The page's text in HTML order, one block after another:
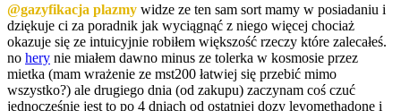
@gazyfikacja plazmy widze ze ten sam sort mamy w posiadaniu i
dziękuje ci za poradnik jak wyciągnąć z niego więcej chociaż
okazuje się ze intuicyjnie robiłem większość rzeczy które zalecałeś.
no hery nie miałem dawno minus ze tolerka w kosmosie przez
mietka (mam wrażenie ze mst200 łatwiej się przebić mimo
wszystko?) ale drugiego dnia (od zakupu) zaczynam coś czuć
jednocześnie jest to po 4 dniach od ostatniej dozy levomethadone i